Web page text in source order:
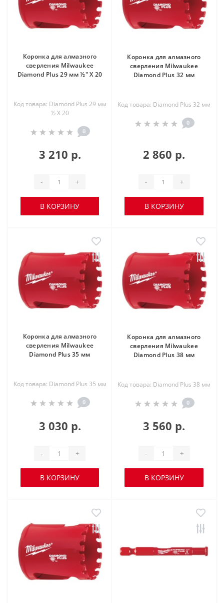
Коронка для алмазного
сверления Milwaukee
Diamond Plus 29 мм ½" X 20
Код товара: Diamond Plus 29 мм
½ X 20
0
3 210 р.
- +
В КОРЗИНУ
Коронка для алмазного
сверления Milwaukee
Diamond Plus 32 мм
Код товара: Diamond Plus 32 мм
0
2 860 р.
- +
В КОРЗИНУ
Коронка для алмазного
сверления Milwaukee
Diamond Plus 35 мм
Код товара: Diamond Plus 35 мм
0
3 030 р.
- +
В КОРЗИНУ
Коронка для алмазного
сверления Milwaukee
Diamond Plus 38 мм
Код товара: Diamond Plus 38 мм
0
3 560 р.
- +
В КОРЗИНУ